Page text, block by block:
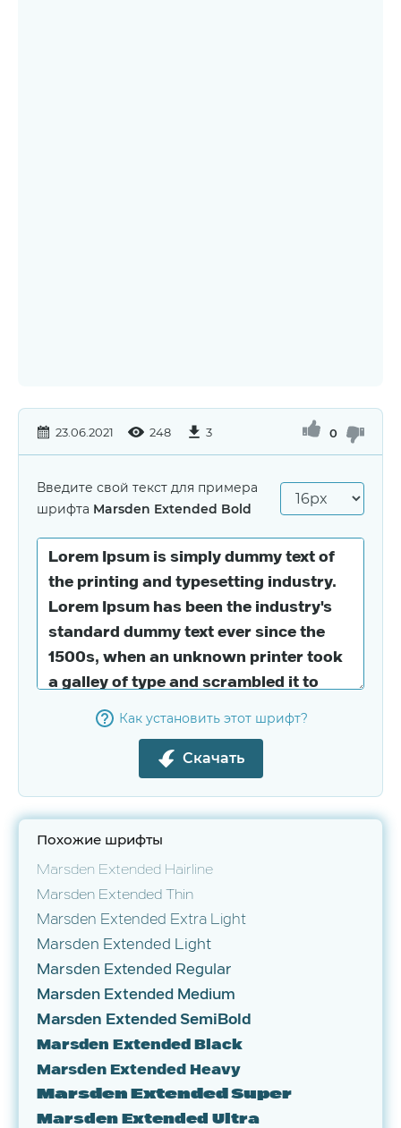
23.06.2021 248 3 0
Введите свой текст для примера
шрифта Marsden Extended Bold
Как установить этот шрифт?
Скачать
Похожие шрифты
Marsden Extended Hairline
Marsden Extended Thin
Marsden Extended Extra Light
Marsden Extended Light
Marsden Extended Regular
Marsden Extended Medium
Marsden Extended SemiBold
Marsden Extended Black
Marsden Extended Heavy
Marsden Extended Super
Marsden Extended Ultra